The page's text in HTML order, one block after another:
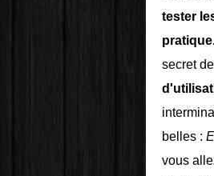
tester
secret
belles :
vous